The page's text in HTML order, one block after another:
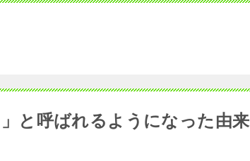
と呼ばれるようになった由来